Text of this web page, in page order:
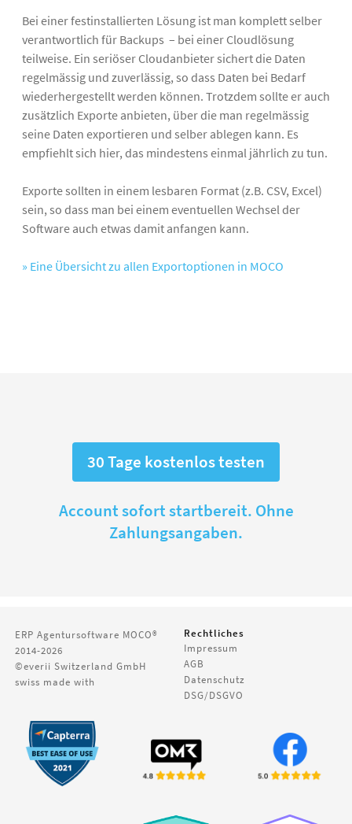
Bei einer festinstallierten Lösung ist man komplett selber
verantwortlich für Backups – bei einer Cloudlösung
teilweise. Ein seriöser Cloudanbieter sichert die Daten
regelmässig und zuverlässig, so dass Daten bei Bedarf
wiederhergestellt werden können. Trotzdem sollte er auch
zusätzlich Exporte anbieten, über die man regelmässig
seine Daten exportieren und selber ablegen kann. Es
empfiehlt sich hier, das mindestens einmal jährlich zu tun.
Exporte sollten in einem lesbaren Format (z.B. CSV, Excel)
sein, so dass man bei einem eventuellen Wechsel der
Software auch etwas damit anfangen kann.
» Eine Übersicht zu allen Exportoptionen in MOCO
30 Tage kostenlos testen
Account sofort startbereit. Ohne
Zahlungsangaben.
ERP Agentursoftware MOCO®
2014-2026
©everii Switzerland GmbH
swiss made with
Rechtliches
Impressum
AGB
Datenschutz
DSG/DSGVO